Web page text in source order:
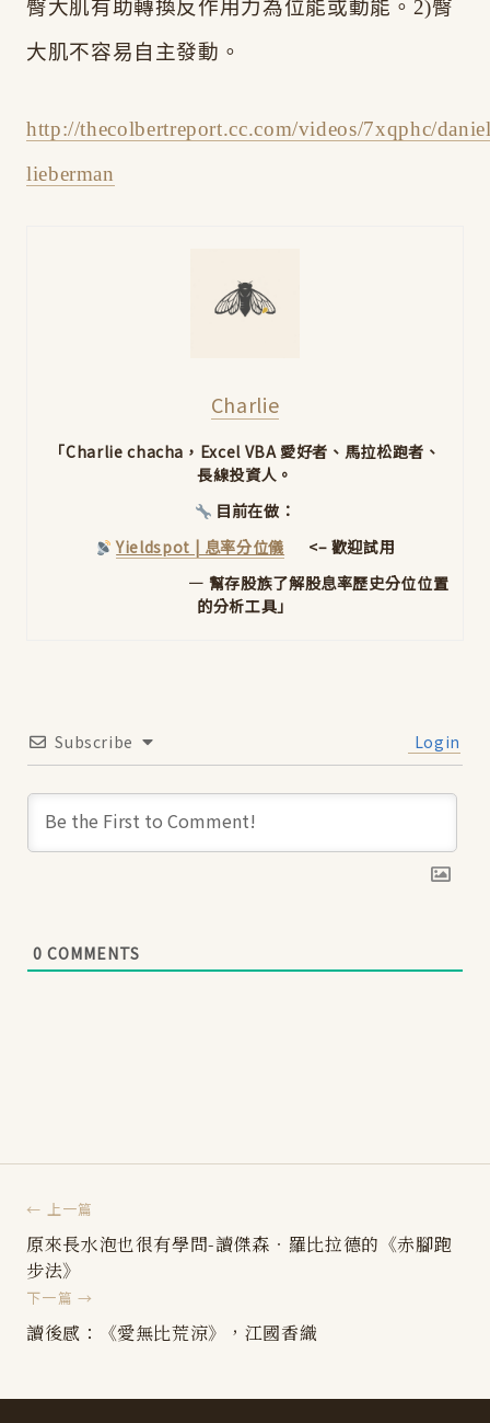
臀大肌有助轉換反作用力為位能或動能。2)臀
大肌不容易自主發動。
http://thecolbertreport.cc.com/videos/7xqphc/
lieberman
Charlie
「Charlie chacha，Excel VBA 愛好者、馬拉松跑者、
長線投資人。
目前在做：
Yieldspot | 息率分位儀 <– 歡迎試用
— 幫存股族了解股息率歷史分位位置
的分析工具」
Subscribe Login
0 COMMENTS
← 上一篇
原來長水泡也很有學問-讀傑森‧羅比拉德的《赤腳跑
步法》
下一篇 →
讀後感：《愛無比荒涼》，江國香織